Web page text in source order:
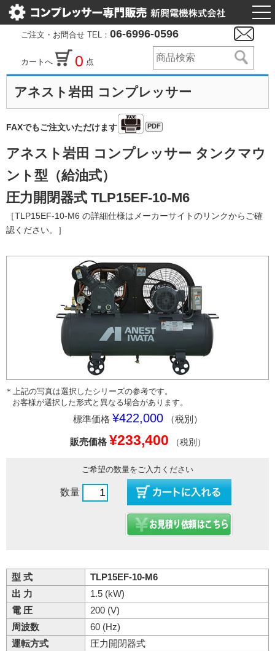
ご注文・お問合せ TEL： 06-6996-0596
カートへ 0 点
アネスト岩田 コンプレッサー
FAXでもご注文いただけます PDF
アネスト岩田 コンプレッサー タンクマウ
ント型（給油式）
圧力開閉器式 TLP15EF-10-M6
［TLP15EF-10-M6 の詳細仕様はメーカーサイトのリンクからご確
認ください。］
＊上記の写真は選択したシリーズの参考です。
お客様が選択した形式と異なる場合があります。
標準価格 ¥422,000 （税別）
販売価格 ¥233,400 （税別）
ご希望の数量をご入力ください
数量
型 式
TLP15EF-10-M6
出 力
1.5 (kW)
電 圧
200 (V)
周波数
60 (Hz)
運転方式
圧力開閉器式